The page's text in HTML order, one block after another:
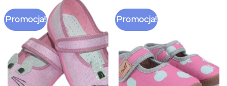
Promocja! Promocja!